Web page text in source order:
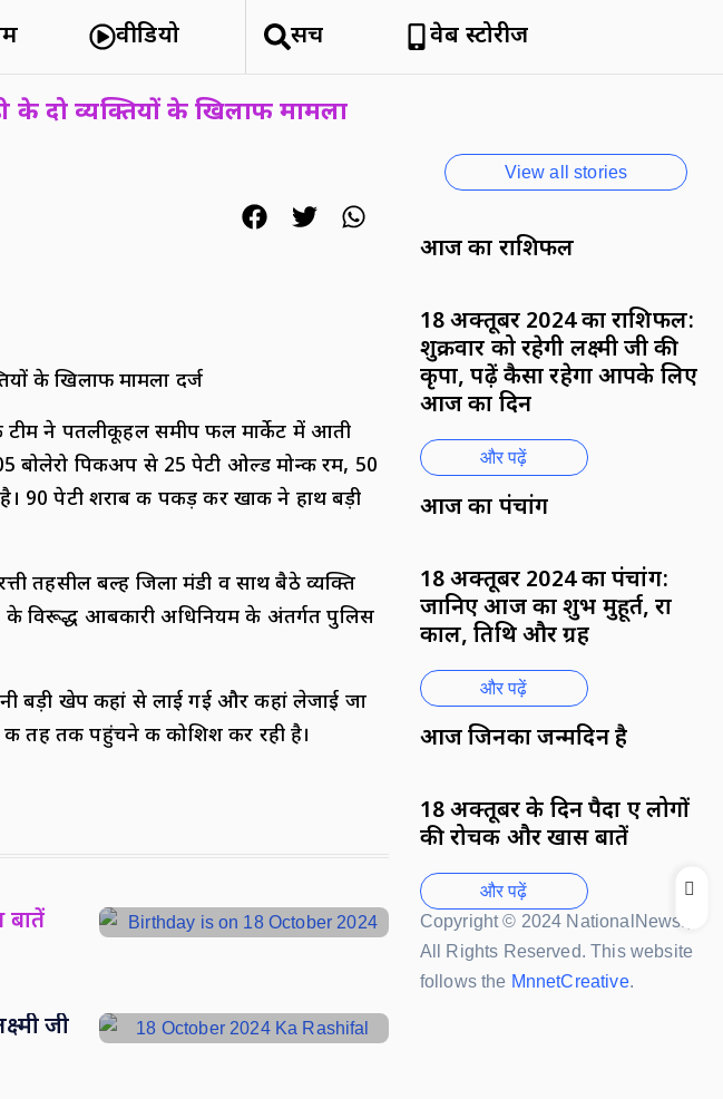
वीडियो सर्च वेब स्टोरीज
के दो व्यक्तियों के खिलाफ मामला
के खिलाफ मामला दर्ज
ने पतलीकूहल समीप फल मार्केट में आती
बोलेरो पिकअप से 25 पेटी ओल्ड मोन्क रम, 50
90 पेटी शराब की पकड़ कर खाकी ने हाथ बड़ी
तहसील बल्ह जिला मंडी व साथ बैठे व्यक्ति
के विरूद्ध आबकारी अधिनियम के अंतर्गत पुलिस
बड़ी खेप कहां से लाई गई और कहां लेजाई जा
तह तक पहुंचने की कोशिश कर रही है।
बातें
जी
हिमाचल क्यों है सैलानियों को इतना
View all stories
आज का राशिफल
18 अक्तूबर 2024 का राशिफल:
शुक्रवार को रहेगी लक्ष्मी जी की
कृपा, पढ़ें कैसा रहेगा आपके लिए
आज का दिन
और पढ़ें
आज का पंचांग
18 अक्तूबर 2024 का पंचांग:
जानिए आज का शुभ मुहूर्त, राहु
काल, तिथि और ग्रह
और पढ़ें
आज जिनका जन्मदिन है
18 अक्तूबर के दिन पैदा हुए लोगों
की रोचक और खास बातें
और पढ़ें
Copyright © 2024 NationalNews.,
All Rights Reserved. This website
follows the MnnetCreative.